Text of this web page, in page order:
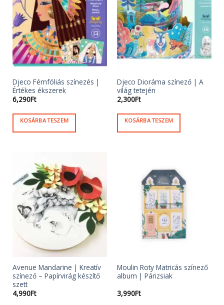
Djeco Fémfóliás színezés |
Értékes ékszerek
6,290Ft
KOSÁRBA TESZEM
Djeco Dioráma színező | A
világ tetején
2,300Ft
KOSÁRBA TESZEM
Avenue Mandarine | Kreatív
színező – Papírvirág készítő
szett
4,990Ft
Moulin Roty Matricás színező
album | Párizsiak
3,990Ft